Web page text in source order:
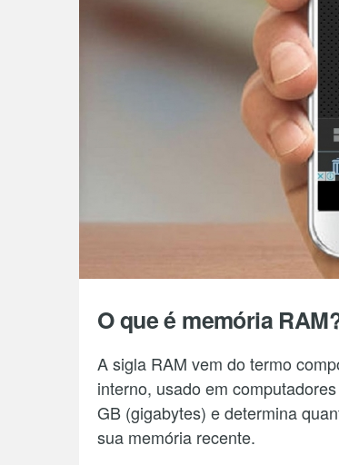
O que é memória
A sigla RAM vem do termo
interno, usado em
GB (gigabytes) e determina
sua memória recente.